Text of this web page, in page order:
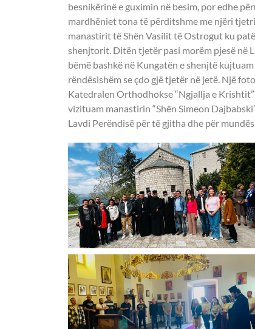
besnikërinë e guximin në besim, por edhe
mardhëniet tona të përditshme me njëri
manastirit të Shën Vasilit të Ostrogut ku
shenjtorit. Ditën tjetër pasi morëm pjesë në
bëmë bashkë në Kungatën e shenjtë
rëndësishëm se çdo gjë tjetër në jetë. Një
Katedralen Orthodhokse “Ngjallja e
vizituam manastirin “Shën Simeon
Lavdi Perëndisë për të gjitha dhe për